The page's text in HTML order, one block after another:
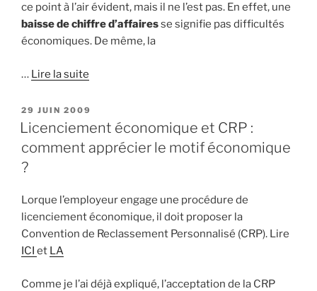
ce point à l’air évident, mais il ne l’est pas. En effet, une
baisse de chiffre d’affairesse signifie pas difficultés
économiques. De même, la
… Lire la suite
PUBLIÉ
LE
29 JUIN 2009
Licenciement économique et CRP :
comment apprécier le motif économique
?
Lorque l’employeur engage une procédure de
licenciement économique, il doit proposer la
Convention de Reclassement Personnalisé (CRP). Lire
ICI et LA
Comme je l’ai déjà expliqué, l’acceptation de la CRP